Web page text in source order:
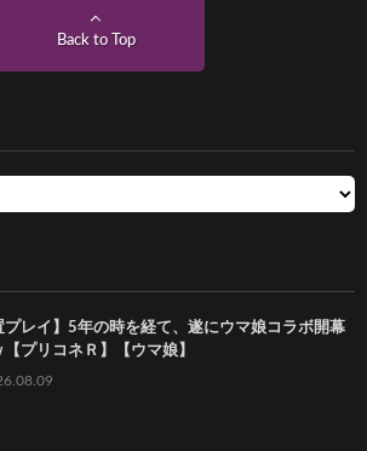
Back to Top
プレイ】5年の時を経て、遂にウマ娘コラボ開幕
【プリコネＲ】【ウマ娘】